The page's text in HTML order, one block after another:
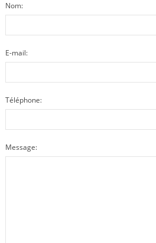
Nom:
E-mail:
Téléphone:
Message: